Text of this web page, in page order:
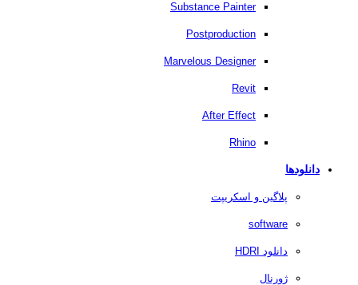
Substance Painter
Postproduction
Marvelous Designer
Revit
After Effect
Rhino
دانلودها
پلاگین و اسکریپت
software
دانلود HDRI
ژورنال